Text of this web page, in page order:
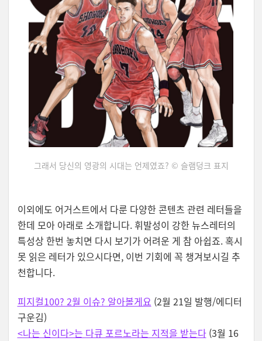
그래서 당신의 영광의 시대는 언제였죠? © 슬램덩크 표지
이외에도 어거스트에서 다룬 다양한 콘텐츠 관련 레터들을
한데 모아 아래로 소개합니다. 휘발성이 강한 뉴스레터의
특성상 한번 놓치면 다시 보기가 어려운 게 참 아쉽죠. 혹시
못 읽은 레터가 있으시다면, 이번 기회에 꼭 챙겨보시길 추
천합니다.
피지컬100? 2월 이슈? 알아볼게요 (2월 21일 발행/에디터
구운김)
<나는 신이다>는 다큐 포르노라는 지적을 받는다 (3월 16